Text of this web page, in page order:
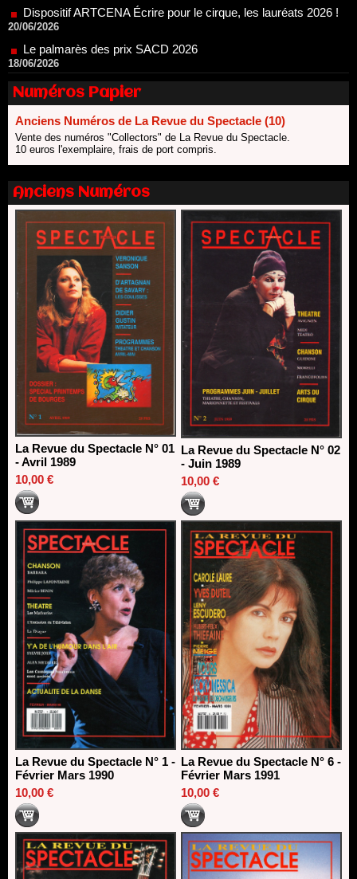
Le palmarès des prix SACD 2026
18/06/2026
Les 10 lauréats du Fonds Grandes Formes Théâtre 2026
SACD
13/06/2026
Nomination de Nathalie Garraud et Olivier Saccomano à la
direction du Théâtre de Gennevilliers - CDN
13/06/2026
Dispositif SACD Auteurs d'espaces : les lauréats 2026
18/03/2026
Numéros Papier
Anciens Numéros de La Revue du Spectacle (10)
Vente des numéros "Collectors" de La Revue du Spectacle.
10 euros l'exemplaire, frais de port compris.
Anciens Numéros
La Revue du Spectacle N° 01
- Avril 1989
10,00 €
La Revue du Spectacle N° 02
- Juin 1989
10,00 €
La Revue du Spectacle N° 1 -
Février Mars 1990
10,00 €
La Revue du Spectacle N° 6 -
Février Mars 1991
10,00 €